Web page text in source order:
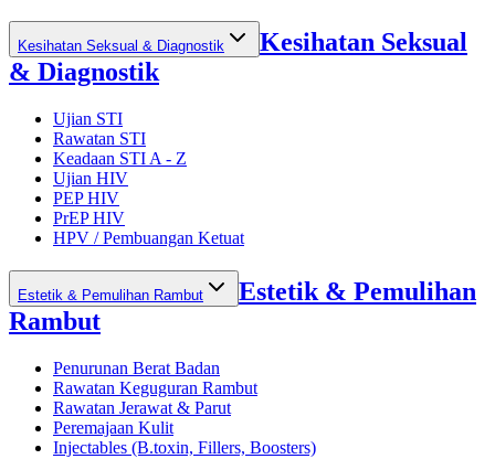
Kesihatan Seksual & Diagnostik
Kesihatan Seksual
& Diagnostik
Ujian STI
Rawatan STI
Keadaan STI A - Z
Ujian HIV
PEP HIV
PrEP HIV
HPV / Pembuangan Ketuat
Estetik & Pemulihan Rambut
Estetik & Pemulihan
Rambut
Penurunan Berat Badan
Rawatan Keguguran Rambut
Rawatan Jerawat & Parut
Peremajaan Kulit
Injectables (B.toxin, Fillers, Boosters)